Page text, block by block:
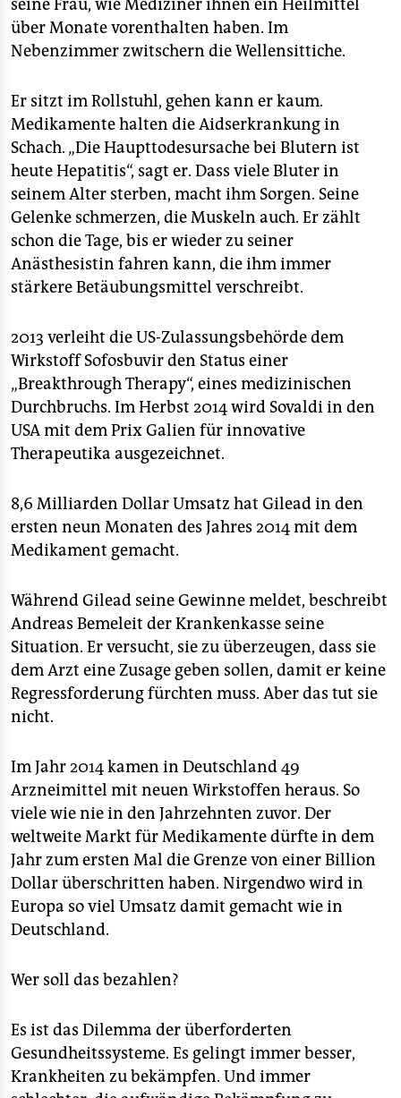
oder eine neue Darreichungsform (etwa Tablette statt
Spritze) erschlossen wird.
seine Frau, wie Mediziner ihnen ein Heilmittel
über Monate vorenthalten haben. Im
Nebenzimmer zwitschern die Wellensittiche.
Er sitzt im Rollstuhl, gehen kann er kaum.
Medikamente halten die Aidserkrankung in
Schach. „Die Haupttodesursache bei Blutern ist
heute Hepatitis“, sagt er. Dass viele Bluter in
seinem Alter sterben, macht ihm Sorgen. Seine
Gelenke schmerzen, die Muskeln auch. Er zählt
schon die Tage, bis er wieder zu seiner
Anästhesistin fahren kann, die ihm immer
stärkere Betäubungsmittel verschreibt.
2013 verleiht die US-Zulassungsbehörde dem
Wirkstoff Sofosbuvir den Status einer
„Breakthrough Therapy“, eines medizinischen
Durchbruchs. Im Herbst 2014 wird Sovaldi in den
USA mit dem Prix Galien für innovative
Therapeutika ausgezeichnet.
8,6 Milliarden Dollar Umsatz hat Gilead in den
ersten neun Monaten des Jahres 2014 mit dem
Medikament gemacht.
Während Gilead seine Gewinne meldet, beschreibt
Andreas Bemeleit der Krankenkasse seine
Situation. Er versucht, sie zu überzeugen, dass sie
dem Arzt eine Zusage geben sollen, damit er keine
Regressforderung fürchten muss. Aber das tut sie
nicht.
Im Jahr 2014 kamen in Deutschland 49
Arzneimittel mit neuen Wirkstoffen heraus. So
viele wie nie in den Jahrzehnten zuvor. Der
weltweite Markt für Medikamente dürfte in dem
Jahr zum ersten Mal die Grenze von einer Billion
Dollar überschritten haben. Nirgendwo wird in
Europa so viel Umsatz damit gemacht wie in
Deutschland.
Wer soll das bezahlen?
Es ist das Dilemma der überforderten
Gesundheitssysteme. Es gelingt immer besser,
Krankheiten zu bekämpfen. Und immer